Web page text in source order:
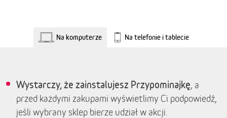
Na komputerze Na telefonie i tablecie
Wystarczy, że zainstalujesz Przypominajkę, a
przed każdymi zakupami wyświetlimy Ci podpowiedź,
jeśli wybrany sklep bierze udział w akcji.